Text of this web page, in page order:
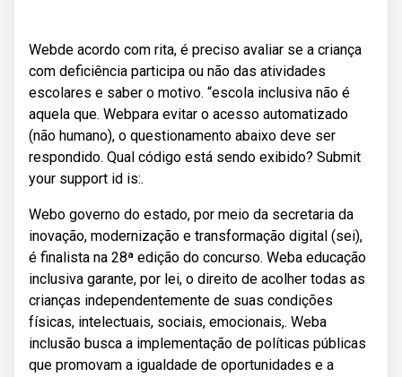
Webde acordo com rita, é preciso avaliar se a criança
com deficiência participa ou não das atividades
escolares e saber o motivo. “escola inclusiva não é
aquela que. Webpara evitar o acesso automatizado
(não humano), o questionamento abaixo deve ser
respondido. Qual código está sendo exibido? Submit
your support id is:.
Webo governo do estado, por meio da secretaria da
inovação, modernização e transformação digital (sei),
é finalista na 28ª edição do concurso. Weba educação
inclusiva garante, por lei, o direito de acolher todas as
crianças independentemente de suas condições
físicas, intelectuais, sociais, emocionais,. Weba
inclusão busca a implementação de políticas públicas
que promovam a igualdade de oportunidades e a